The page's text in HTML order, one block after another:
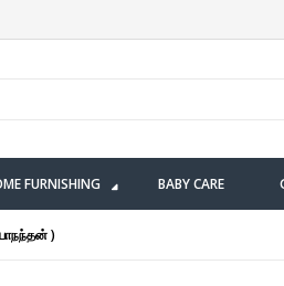
FURNISHING BABY CARE
)